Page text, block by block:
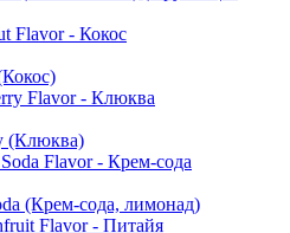
(Клюква)
(Крем-сода, лимонад)